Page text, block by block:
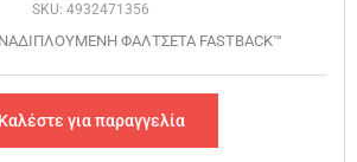
SKU: 4932471356
ΦΑΛΤΣΕΤΑ FASTBACK™
Καλέστε για παραγγελία